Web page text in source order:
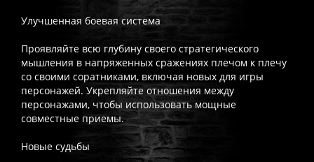
Улучшенная боевая система
Проявляйте всю глубину своего стратегического
мышления в напряженных сражениях плечом к плечу
со своими соратниками, включая новых для игры
персонажей. Укрепляйте отношения между
персонажами, чтобы использовать мощные
совместные приемы.
Новые судьбы